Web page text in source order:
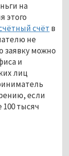
на
этого
счёт в
не
заявку можно
и
лиц
если
тысяч